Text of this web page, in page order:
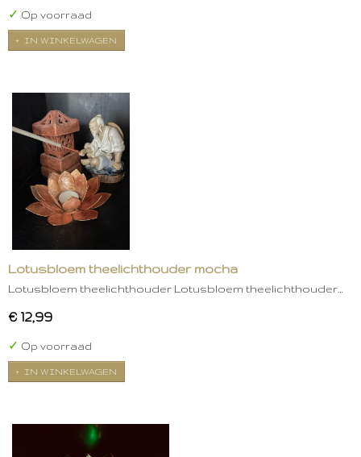
✓ Op voorraad
IN WINKELWAGEN
Lotusbloem theelichthouder mocha
Lotusbloem theelichthouder Lotusbloem theelichthouder…
€ 12,99
✓ Op voorraad
IN WINKELWAGEN